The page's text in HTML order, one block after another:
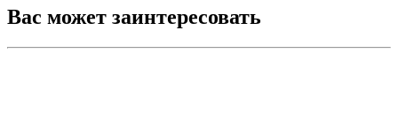
Вас может заинтересовать